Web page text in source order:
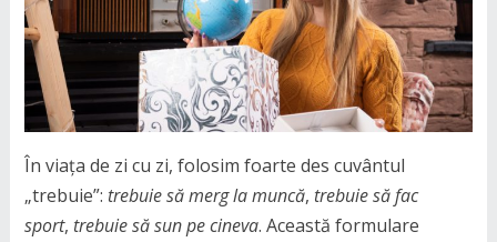
În viața de zi cu zi, folosim foarte des cuvântul
„trebuie”: trebuie să merg la muncă, trebuie să fac
sport, trebuie să sun pe cineva. Această formulare